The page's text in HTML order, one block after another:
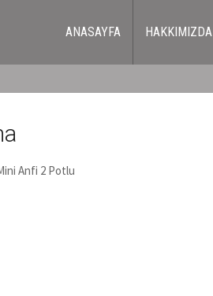
ANASAYFA HAKKIMIZDA
Anfi 2 Potlu